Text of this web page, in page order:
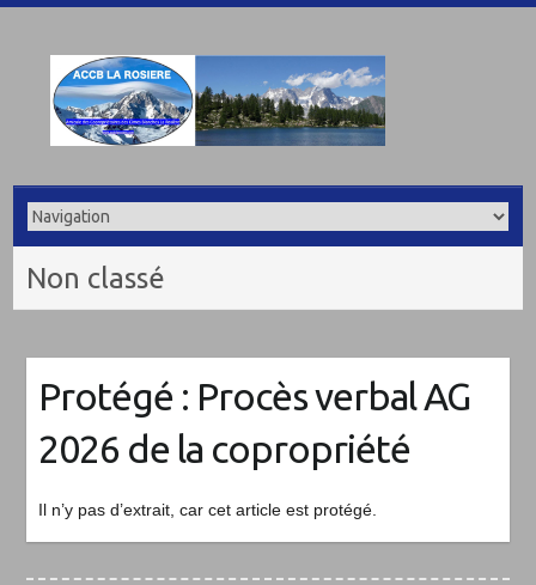
Non classé
Protégé : Procès verbal AG
2026 de la copropriété
Il n’y pas d’extrait, car cet article est protégé.